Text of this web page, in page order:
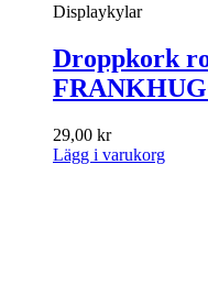
Displaykylar
Droppkork
29,00 kr
Lägg i varukorg